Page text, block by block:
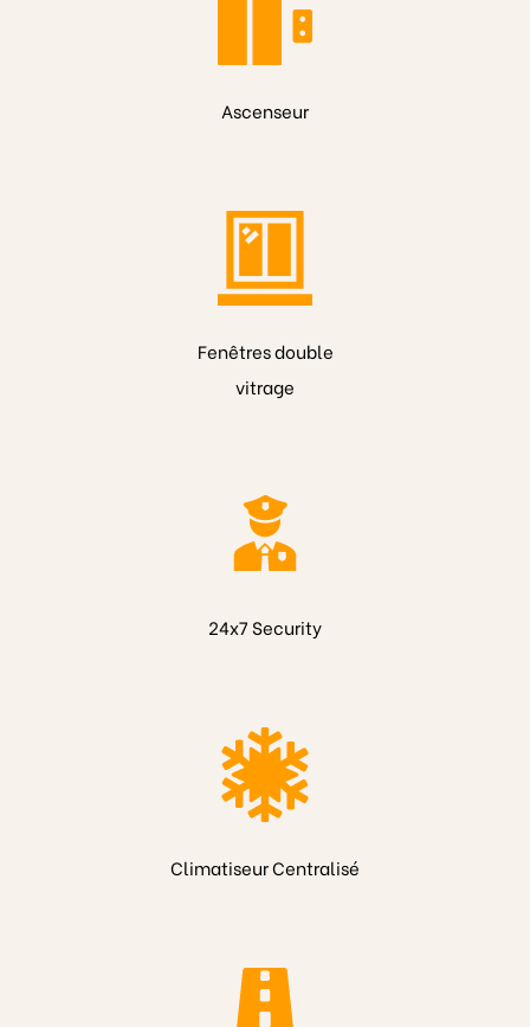
Ascenseur
Fenêtres double
vitrage
24x7 Security
Climatiseur Centralisé